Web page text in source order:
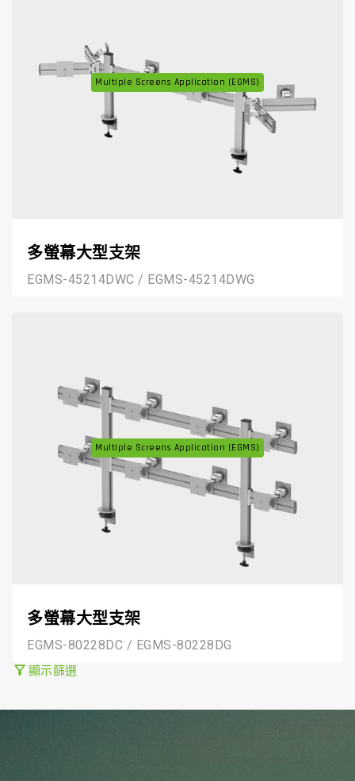
Multiple Screens Application (EGMS)
多螢幕大型支架
EGMS-45214DWC / EGMS-45214DWG
Multiple Screens Application (EGMS)
多螢幕大型支架
EGMS-80228DC / EGMS-80228DG
filter_alt 顯示篩選